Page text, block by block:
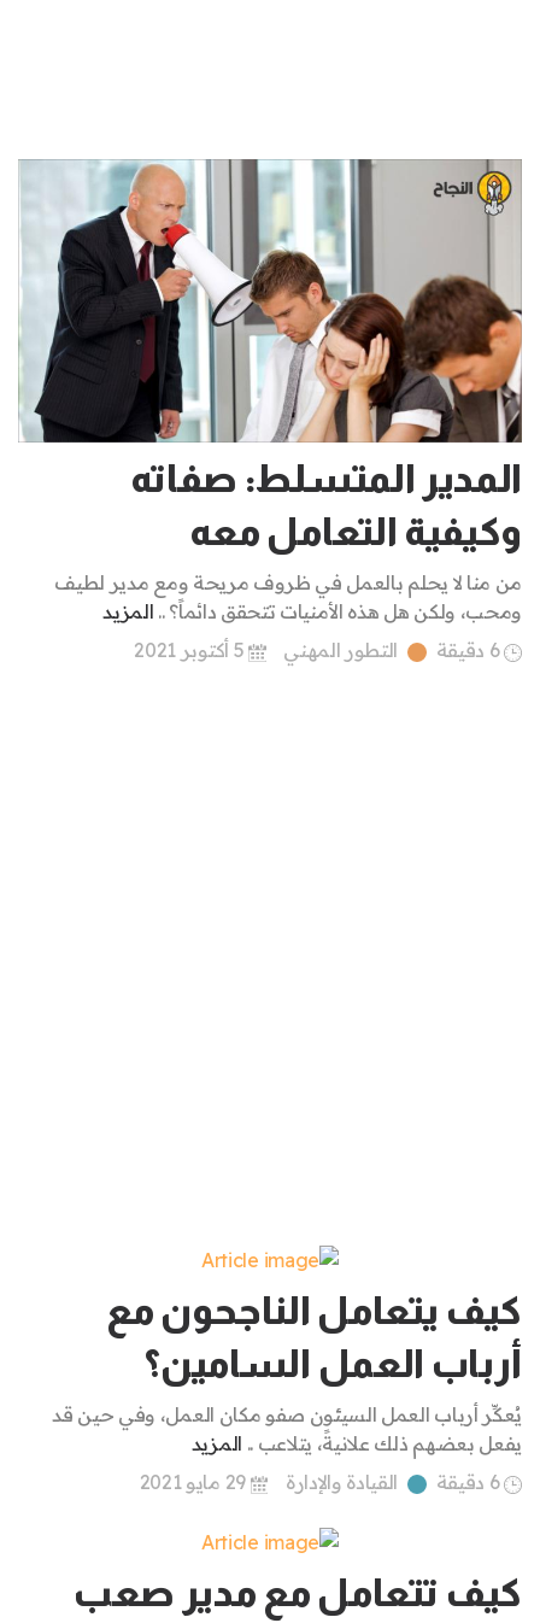
المدير المتسلط: صفاته
وكيفية التعامل معه
من منا لا يحلم بالعمل في ظروف مريحة ومع مدير لطيف
ومحب، ولكن هل هذه الأمنيات تتحقق دائماً؟ .. المزيد
6 دقيقة
التطور المهني
كيف يتعامل الناجحون مع
أرباب العمل السامين؟
يُعكِّر أرباب العمل السيئون صفو مكان العمل، وفي حين قد
يفعل بعضهم ذلك علانيةً، يتلاعب .. المزيد
6 دقيقة
القيادة والإدارة 29 مايو 2021
كيف تتعامل مع مدير صعب